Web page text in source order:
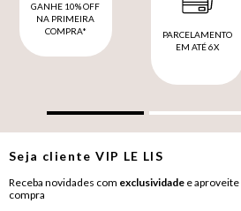
GANHE 10% OFF
NA PRIMEIRA
COMPRA*
PARCELAMENTO
EM ATÉ 6X
Seja clienteVIP LE LIS
Receba novidades com exclusividade e aproveite
compra